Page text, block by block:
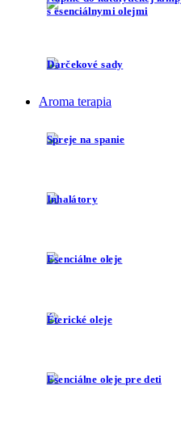
s esenciálnymi olejmi
Darčekové sady
Aroma terapia
Spreje na spanie
Inhalátory
Esenciálne oleje
Éterické oleje
Esenciálne oleje pre deti